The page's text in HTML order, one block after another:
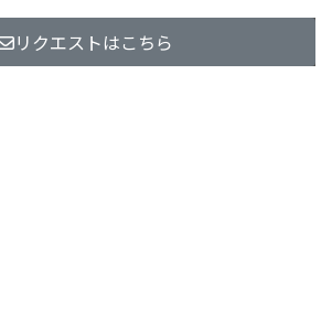
リクエストはこちら